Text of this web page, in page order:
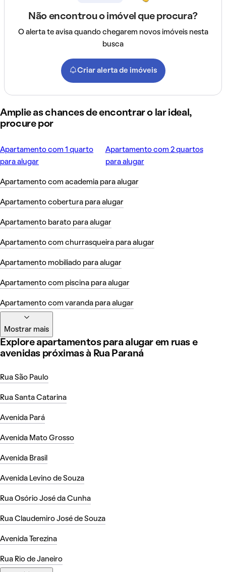
Não encontrou o imóvel que procura?
O alerta te avisa quando chegarem novos imóveis nesta
busca
Criar alerta de imóveis
Amplie as chances de encontrar o lar ideal,
procure por
Apartamento com 1 quarto
para alugar
Apartamento com 2 quartos
para alugar
Apartamento com academia para alugar
Apartamento cobertura para alugar
Apartamento barato para alugar
Apartamento com churrasqueira para alugar
Apartamento mobiliado para alugar
Apartamento com piscina para alugar
Apartamento com varanda para alugar
Mostrar mais
Explore apartamentos para alugar em ruas e
avenidas próximas à Rua Paraná
Rua São Paulo
Rua Santa Catarina
Avenida Pará
Avenida Mato Grosso
Avenida Brasil
Avenida Levino de Souza
Rua Osório José da Cunha
Rua Claudemiro José de Souza
Avenida Terezina
Rua Rio de Janeiro